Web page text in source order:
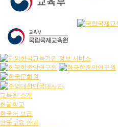
교육원 소개
한글학교
한국어 보급
영국교육 안내